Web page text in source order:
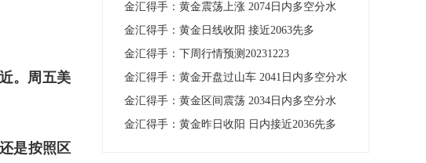
。周五美
是按照区
金汇得手：黄金震荡上涨 2074日内多空分水
金汇得手：黄金日线收阳 接近2063先多
金汇得手：下周行情预测20231223
金汇得手：黄金开盘过山车 2041日内多空分水
金汇得手：黄金区间震荡 2034日内多空分水
金汇得手：黄金昨日收阳 日内接近2036先多